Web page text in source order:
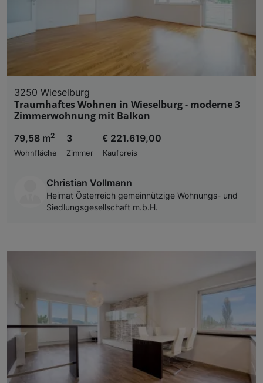
3250 Wieselburg
Traumhaftes Wohnen in Wieselburg - moderne 3
Zimmerwohnung mit Balkon
79,58 m2
Wohnfläche
3
Zimmer
€ 221.619,00
Kaufpreis
Christian Vollmann
Heimat Österreich gemeinnützige Wohnungs- und
Siedlungsgesellschaft m.b.H.